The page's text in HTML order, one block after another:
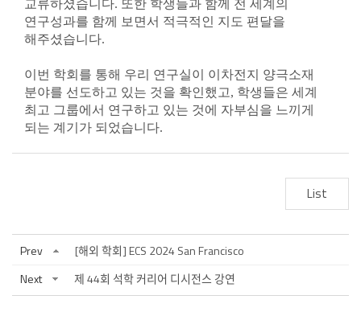
교류하셨습니다. 또한 학생들과 함께 전 세계의
연구성과를 함께 보면서 적극적인 지도 편달을
해주셨습니다.
이번 학회를 통해 우리 연구실이 이차전지 양극소재
분야를 선도하고 있는 것을 확인했고, 학생들은 세계
최고 그룹에서 연구하고 있는 것에 자부심을 느끼게
되는 계기가 되었습니다.
List
Prev
[해외 학회] ECS 2024 San Francisco
Next
제 44회 석학 커리어 디시전스 강연